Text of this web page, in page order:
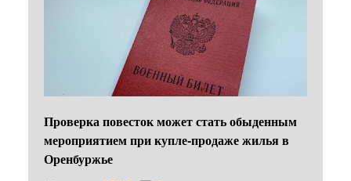
Проверка повесток может стать обыденным
мероприятием при купле-продаже жилья в
Оренбуржье